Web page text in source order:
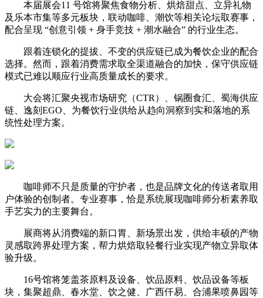
本届展会11 号馆将聚焦食物分析、烘焙甜点、立异礼物
及乐本市集等多元板块，联动咖啡、潮饮等相关论坛取赛事，
配合呈现 “创意引领 + 身手竞技 + 潮水融合” 的行业生态。
跟着连锁化的提拔、不变的供应链已成为餐饮企业的配合
选择。然而，跟着消费需求取全渠道融合的加快，保守供应链
模式已难以顺应行业高质量成长的要求。
大会将汇聚央视市场研究（CTR）、锅圈食汇、蜀海供应
链、逸刻EGO、为餐饮行业供给从趋向洞察到实和落地的系
统性处理方案。
咖啡师不只是质量的守护者，也是品牌文化的传送者取用
户体验的创制者。专业赛事，恰是系统展现咖啡师分析素养取
手艺实力的主要舞台。
展商将从消费端的新口胃、新场景出发，供给丰硕的产物
灵感取跨界处理方案，帮力烘焙取轻餐行业实现产物立异取体
验升级。
16号馆将笼盖茶原料及设备、饮品原料、饮品设备等板
块，集聚超鼎、春水堂、饮之健、广西仟易、合浦果喷鼻园等